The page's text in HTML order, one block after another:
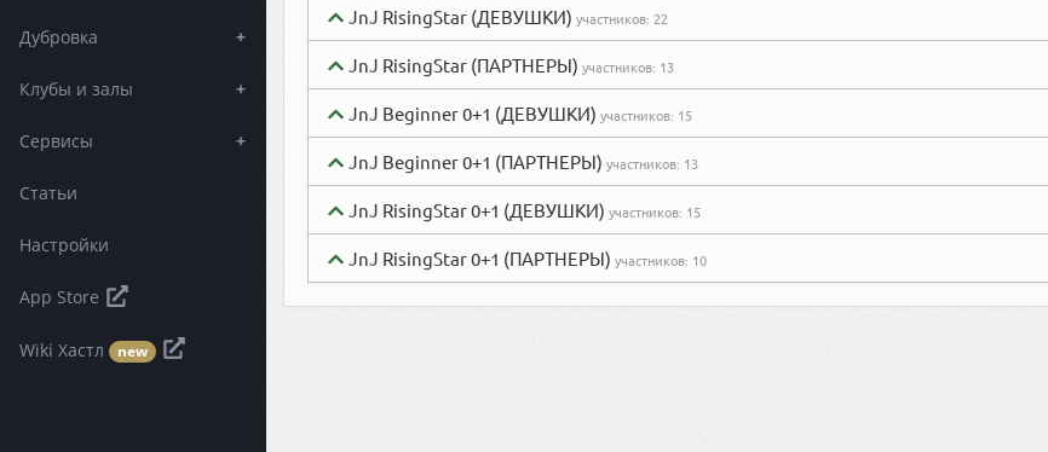
Дубровка +
Клубы и залы +
Сервисы +
Статьи
Настройки
App Store
Wiki Хастл new
JnJ RisingStar (ДЕВУШКИ) участников: 22
JnJ RisingStar (ПАРТНЕРЫ) участников: 13
JnJ Beginner 0+1 (ДЕВУШКИ) участников: 15
JnJ Beginner 0+1 (ПАРТНЕРЫ) участников: 13
JnJ RisingStar 0+1 (ДЕВУШКИ) участников: 15
JnJ RisingStar 0+1 (ПАРТНЕРЫ) участников: 10